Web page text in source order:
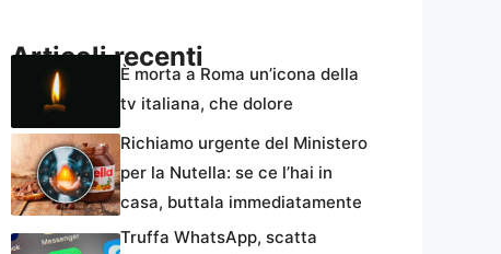
Articoli recenti
È morta a Roma un’icona della
tv italiana, che dolore
Richiamo urgente del Ministero
per la Nutella: se ce l’hai in
casa, buttala immediatamente
Truffa WhatsApp, scatta